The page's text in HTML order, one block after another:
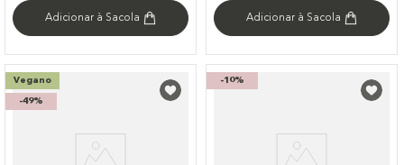
Adicionar à Sacola Adicionar à Sacola
Vegano
-49%
-10%